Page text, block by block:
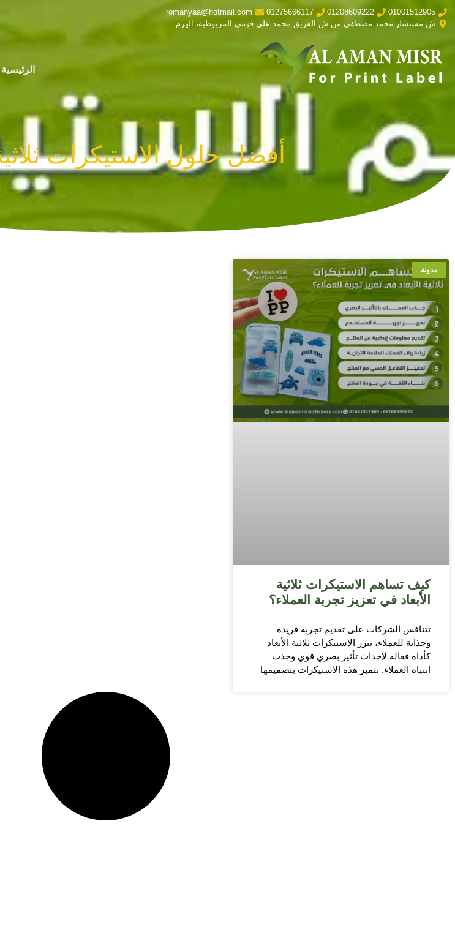
01001512905
01208609222
01275666117
romanyaa@hotmail.com
ش مستشار محمد مصطفى من ش الفريق محمد علي فهمي المريوطية، الهرم
الرئيسية
أفضل حلول الاستيكرات ثلاثية
مدونة
كيف تساهم الاستيكرات ثلاثية
الأبعاد في تعزيز تجربة العملاء؟
تتنافس الشركات على تقديم تجربة فريدة
وجذابة للعملاء، تبرز الاستيكرات ثلاثية الأبعاد
كأداة فعالة لإحداث تأثير بصري قوي وجذب
انتباه العملاء. تتميز هذه الاستيكرات بتصميمها